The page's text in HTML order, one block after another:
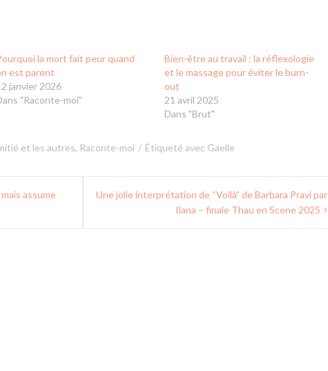
la mort fait peur quand
est parent
janvier 2026
"Raconte-moi"
Bien-être au travail : la réflexologie
et le massage pour éviter le burn-
out
21 avril 2025
Dans "Brut"
et les autres, Raconte-moi Étiqueté avec Gaelle
assume
Une jolie interprétation de “Voilà” de Barbara Pravi par
Ilana – finale Thau en Scene 2025